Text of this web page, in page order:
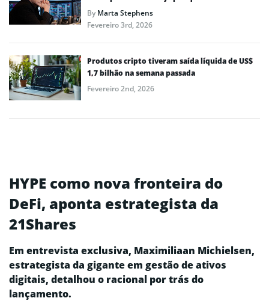
ByMarta Stephens
Fevereiro 3rd, 2026
Produtos cripto tiveram saída líquida de US$
1,7 bilhão na semana passada
Fevereiro 2nd, 2026
HYPE como nova fronteira do
DeFi, aponta estrategista da
21Shares
Em entrevista exclusiva, Maximiliaan Michielsen,
estrategista da gigante em gestão de ativos
digitais, detalhou o racional por trás do
lançamento.